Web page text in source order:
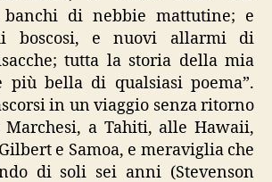
banchi di nebbie mattutine; e
boscosi, e nuovi allarmi di
tutta la storia della mia
bella di qualsiasi poema”.
in un viaggio senza ritorno
a Tahiti, alle Hawaii,
e Samoa, e meraviglia che
di soli sei anni (Stevenson